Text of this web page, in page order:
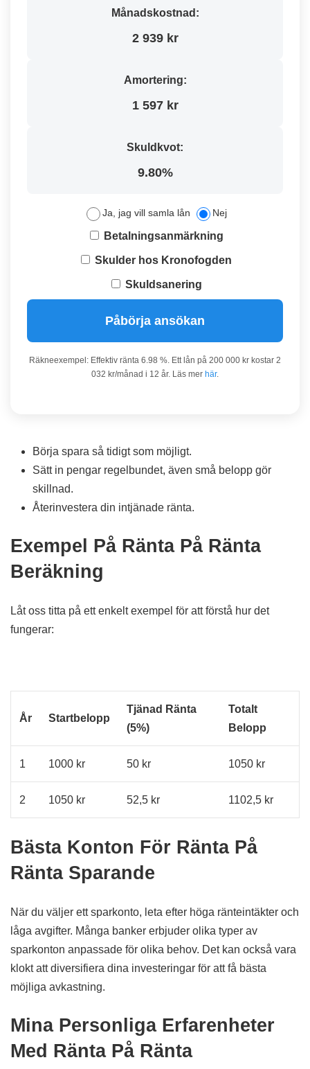
Månadskostnad:
2 939 kr
Amortering:
1 597 kr
Skuldkvot:
9.80%
Ja, jag vill samla lån Nej
Betalningsanmärkning
Skulder hos Kronofogden
Skuldsanering
Påbörja ansökan
Räkneexempel: Effektiv ränta 6.98 %. Ett lån på 200 000 kr kostar 2
032 kr/månad i 12 år. Läs mer här.
Börja spara så tidigt som möjligt.
Sätt in pengar regelbundet, även små belopp gör
skillnad.
Återinvestera din intjänade ränta.
Exempel På Ränta På Ränta
Beräkning
Låt oss titta på ett enkelt exempel för att förstå hur det
fungerar:
År Startbelopp
Tjänad Ränta
(5%)
Totalt
Belopp
1 1000 kr 50 kr 1050 kr
2 1050 kr 52,5 kr 1102,5 kr
Bästa Konton För Ränta På
Ränta Sparande
När du väljer ett sparkonto, leta efter höga ränteintäkter och
låga avgifter. Många banker erbjuder olika typer av
sparkonton anpassade för olika behov. Det kan också vara
klokt att diversifiera dina investeringar för att få bästa
möjliga avkastning.
Mina Personliga Erfarenheter
Med Ränta På Ränta